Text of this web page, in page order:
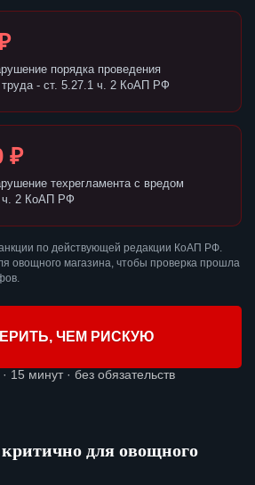
порядка проведения
труда - ст. 5.27.1 ч. 2 КоАП РФ
₽
техрегламента с вредом
ч. 2 КоАП РФ
по действующей редакции КоАП РФ.
овощного магазина, чтобы проверка прошла
ЧЕМ РИСКУЮ
15 минут · без обязательств
для овощного